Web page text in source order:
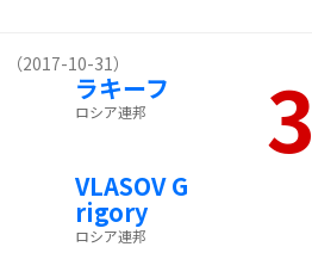
（2017-10-31）
ラキーフ
ロシア連邦
VLASOV G
rigory
ロシア連邦
3